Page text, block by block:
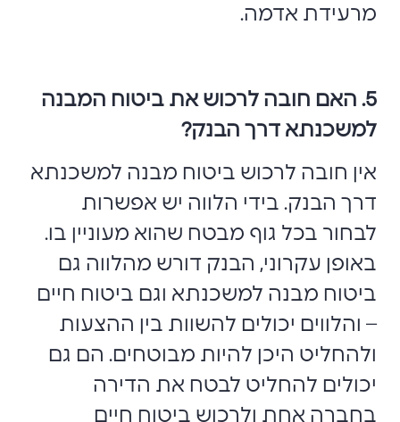
מרעידת אדמה.
5. האם חובה לרכוש את ביטוח המבנה
למשכנתא דרך הבנק?
אין חובה לרכוש ביטוח מבנה למשכנתא
דרך הבנק. בידי הלווה יש אפשרות
לבחור בכל גוף מבטח שהוא מעוניין בו.
באופן עקרוני, הבנק דורש מהלווה גם
ביטוח מבנה למשכנתא וגם ביטוח חיים
– והלווים יכולים להשוות בין ההצעות
ולהחליט היכן להיות מבוטחים. הם גם
יכולים להחליט לבטח את הדירה
בחברה אחת ולרכוש ביטוח חיים